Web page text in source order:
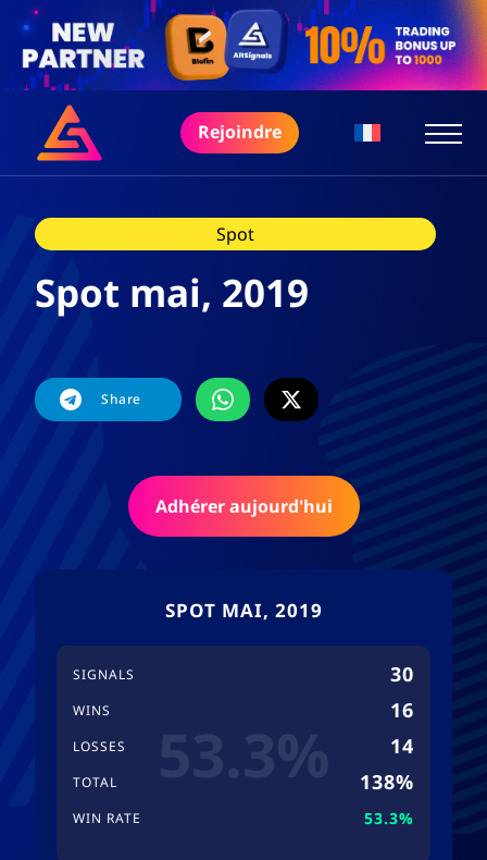
Rejoindre
Spot
Spot mai, 2019
Share
Adhérer aujourd'hui
SPOT MAI, 2019
SIGNALS 30
WINS 16
LOSSES 14
TOTAL 138%
WIN RATE 53.3%